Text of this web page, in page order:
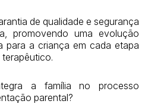
de qualidade e segurança
promovendo uma evolução
para a criança em cada etapa
a família no processo
parental?